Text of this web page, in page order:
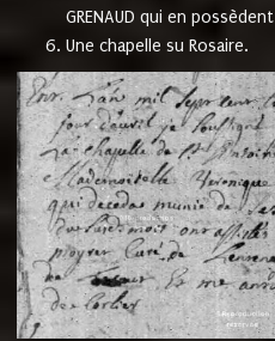
GRENAUD qui en
Une chapelle su Rosaire.